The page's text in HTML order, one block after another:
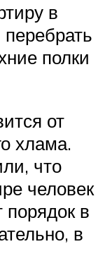
в
полки
от
хлама.
что
человек
порядок в
в